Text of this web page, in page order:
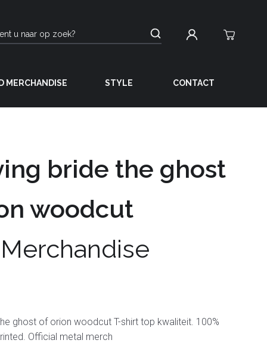
MERCHANDISE STYLE CONTACT
bride the ghost
woodcut
ghost of orion woodcut T-shirt top kwaliteit. 100%
Official metal merch